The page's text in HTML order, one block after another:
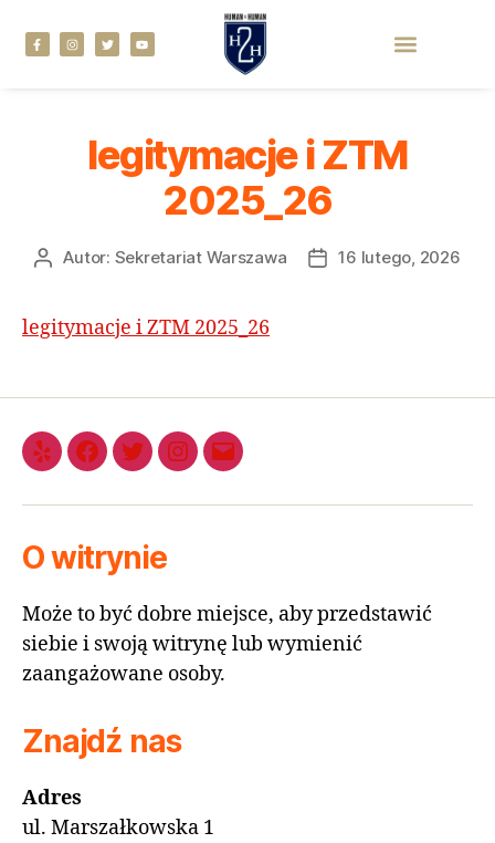
legitymacje i ZTM
2025_26
Autor: Sekretariat Warszawa 16 lutego, 2026
legitymacje i ZTM 2025_26
O witrynie
Może to być dobre miejsce, aby przedstawić
siebie i swoją witrynę lub wymienić
zaangażowane osoby.
Znajdź nas
Adres
ul. Marszałkowska 1